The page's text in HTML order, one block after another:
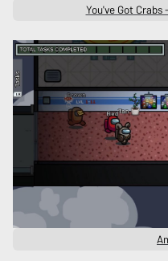
You've Got